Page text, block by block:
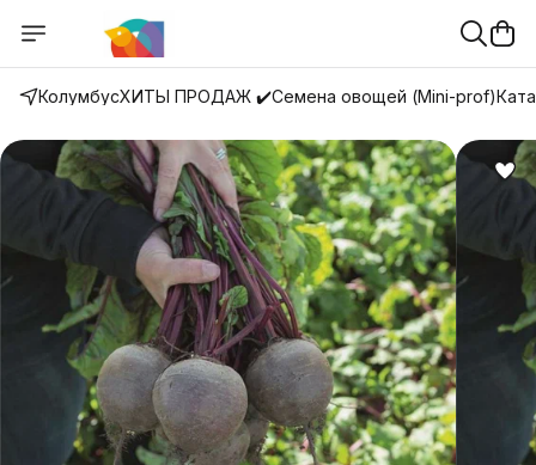
КолумбусХИТЫ ПРОДАЖ ✔️Семена овощей (Mini-prof)